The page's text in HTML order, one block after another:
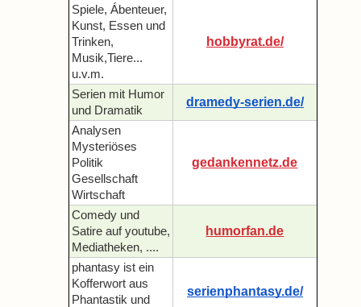
Spiele, Ábenteuer,
Kunst, Essen und
Trinken,
Musik,Tiere...
u.v.m.
hobbyrat.de/
Serien mit Humor
und Dramatik
dramedy-serien.de/
Analysen
Mysteriöses
Politik
Gesellschaft
Wirtschaft
gedankennetz.de
Comedy und
Satire auf youtube,
Mediatheken, ....
humorfan.de
phantasy ist ein
Kofferwort aus
Phantastik und
serienphantasy.de/